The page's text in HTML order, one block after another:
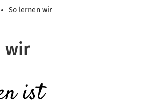
So lernen wir
wir
ist